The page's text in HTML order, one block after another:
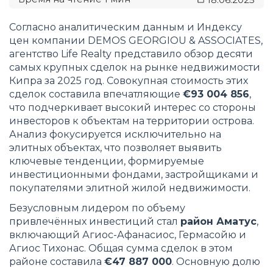
Согласно аналитическим данным и Индексу
цен компании DEMOS GEORGIOU & ASSOCIATES,
агентство Life Realty представило обзор десяти
самых крупных сделок на рынке недвижимости
Кипра за 2025 год. Совокупная стоимость этих
сделок составила впечатляющие €93 004 856,
что подчеркивает высокий интерес со стороны
инвесторов к объектам на территории острова.
Анализ фокусируется исключительно на
элитных объектах, что позволяет выявить
ключевые тенденции, формируемые
инвестиционными фондами, застройщиками и
покупателями элитной жилой недвижимости.
Безусловным лидером по объему
привлечённых инвестиций стал район Аматус,
включающий Агиос-Афанасиос, Гермасойю и
Агиос Тихонас. Общая сумма сделок в этом
районе составила €47 887 000. Основную долю